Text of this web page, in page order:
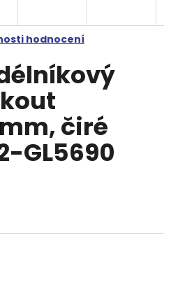
hodnocení
čiré
GL5690